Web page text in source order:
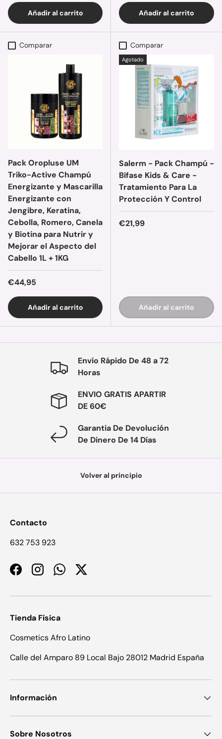
Añadir al carrito Añadir al carrito
Comparar
Pack Oropluse UM
Triko-Active Champú
Energizante y Mascarilla
Energizante con
Jengibre, Keratina,
Cebolla, Romero, Canela
y Biotina para Nutrir y
Mejorar el Aspecto del
Cabello 1L + 1KG
Precio normal
€44,95
Añadir al carrito
Comparar
Agotado
Salerm - Pack Champú -
Bifase Kids & Care -
Tratamiento Para La
Protección Y Control
Precio normal
€21,99
Añadir al carrito
Envío Rápido De 48 a 72
Horas
ENVIO GRATIS APARTIR
DE 60€
Garantia De Devolución
De Dinero De 14 Días
Volver al principio
Contacto
632 753 923
FacebookInstagramWhatsApp
Twitter
Tienda Física
Cosmetics Afro Latino
Calle del Amparo 89 Local Bajo 28012 Madrid España
Información
Sobre Nosotros